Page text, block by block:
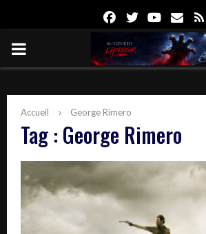
FacebookTwitterYoutube
Email
PRIMARY
Accueil George Rimero
Tag : George Rimero